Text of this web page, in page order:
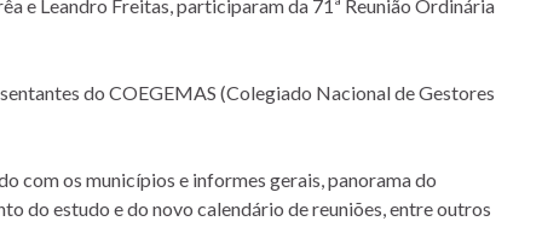
e Leandro Freitas, participaram da 71ª Reunião Ordinária
do COEGEMAS (Colegiado Nacional de Gestores
com os municípios e informes gerais, panorama do
do estudo e do novo calendário de reuniões, entre outros